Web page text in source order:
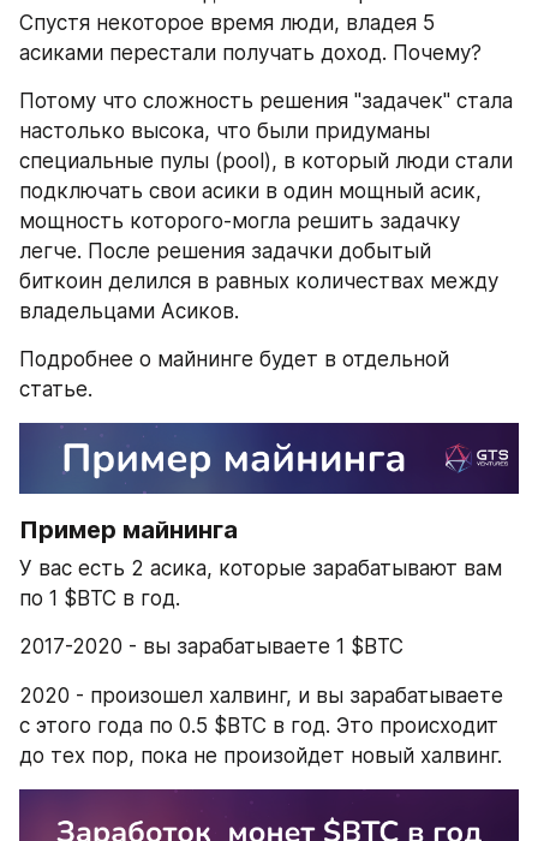
Спустя некоторое время люди, владея 5
асиками перестали получать доход. Почему?
Потому что сложность решения "задачек" стала
настолько высока, что были придуманы
специальные пулы (pool), в который люди стали
подключать свои асики в один мощный асик,
мощность которого-могла решить задачку
легче. После решения задачки добытый
биткоин делился в равных количествах между
владельцами Асиков.
Подробнее о майнинге будет в отдельной
статье.
Пример майнинга
У вас есть 2 асика, которые зарабатывают вам
по 1 $BTC в год.
2017-2020 - вы зарабатываете 1 $BTC
2020 - произошел халвинг, и вы зарабатываете
с этого года по 0.5 $BTC в год. Это происходит
до тех пор, пока не произойдет новый халвинг.